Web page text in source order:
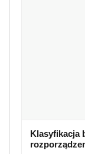
Klasyfikacja